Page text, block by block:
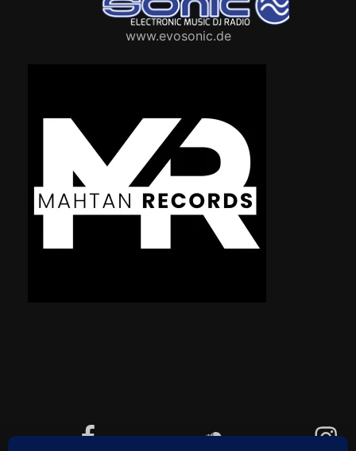
www.evosonic.de